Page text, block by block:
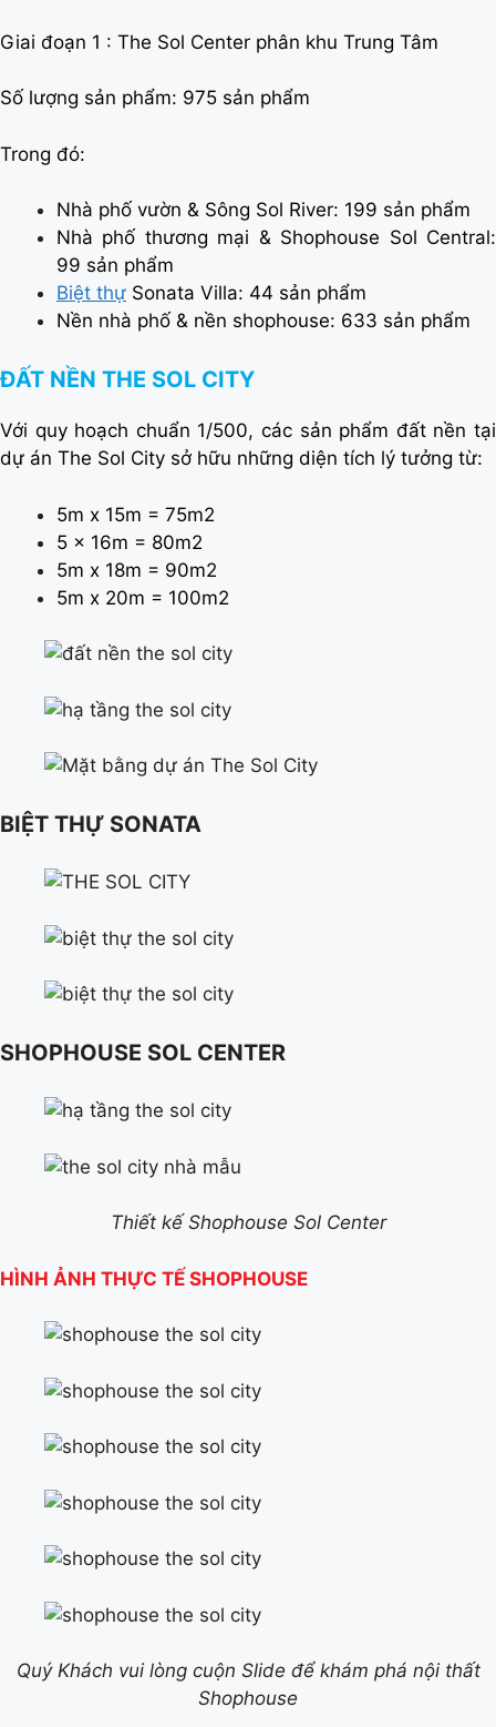
Giai đoạn 1 : The Sol Center phân khu Trung Tâm
Số lượng sản phẩm: 975 sản phẩm
Trong đó:
Nhà phố vườn & Sông Sol River: 199 sản phẩm
Nhà phố thương mại & Shophouse Sol Central:
99 sản phẩm
Biệt thự Sonata Villa: 44 sản phẩm
Nền nhà phố & nền shophouse: 633 sản phẩm
ĐẤT NỀN THE SOL CITY
Với quy hoạch chuẩn 1/500, các sản phẩm đất nền tại
dự án The Sol City sở hữu những diện tích lý tưởng từ:
5m x 15m = 75m2
5 x 16m = 80m2
5m x 18m = 90m2
5m x 20m = 100m2
BIỆT THỰ SONATA
SHOPHOUSE SOL CENTER
Thiết kế Shophouse Sol Center
HÌNH ẢNH THỰC TẾ SHOPHOUSE
Quý Khách vui lòng cuộn Slide để khám phá nội thất
Shophouse